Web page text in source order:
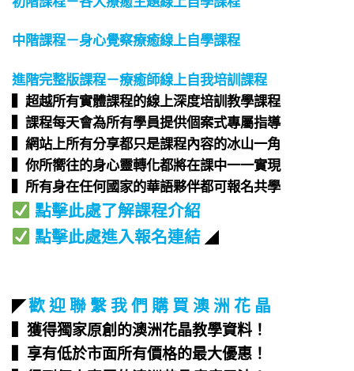
中階課程－身心覺察療癒線上自學課程
進階完整版課程－療癒師線上自我培訓課程
▍超越所有實體課程的線上深度培訓教學課程​
▍課程每天會為所有學員提供個案式專屬指導​
▍網站上所有分享都只是課程內容的冰山一角​
▍你所嚮往的身心靈轉化都將在課中一一實現​
▍所有身在任何國家的華語夥伴都可報名共學​
點擊此處了解課程介紹
點擊此處進入報名連結 ◢
◤歡 迎 聯 繫 我 們 購 買 澳 洲 花 晶
▍獲得獨家原創的澳洲花晶教學資料！
▍享有低於市面所有價格的最大優惠！